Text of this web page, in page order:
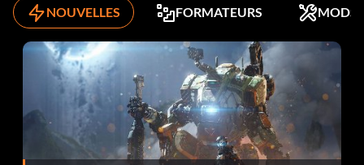
NOUVELLES FORMATEURS MODS